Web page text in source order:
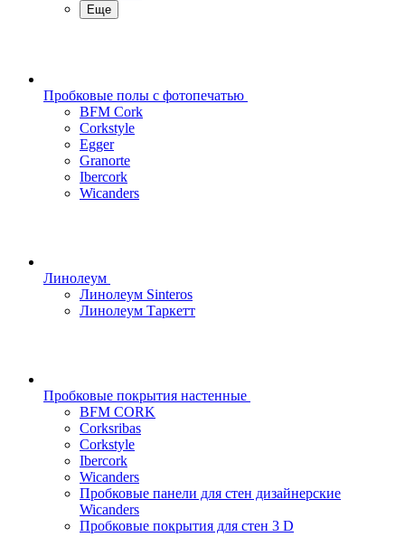
Еще
Пробковые полы с фотопечатью
BFM Cork
Corkstyle
Egger
Granorte
Ibercork
Wicanders
Линолеум
Линолеум Sinteros
Линолеум Таркетт
Пробковые покрытия настенные
BFM CORK
Corksribas
Corkstyle
Ibercork
Wicanders
Пробковые панели для стен дизайнерские
Wicanders
Пробковые покрытия для стен 3 D